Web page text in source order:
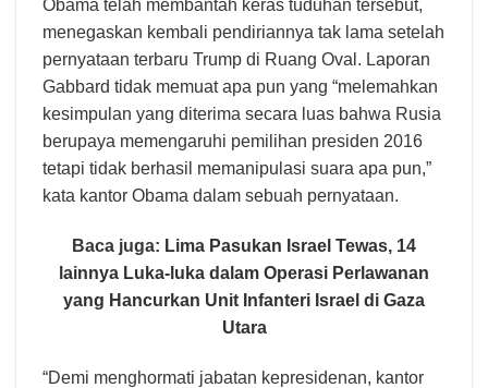
Obama telah membantah keras tuduhan tersebut,
menegaskan kembali pendiriannya tak lama setelah
pernyataan terbaru Trump di Ruang Oval. Laporan
Gabbard tidak memuat apa pun yang “melemahkan
kesimpulan yang diterima secara luas bahwa Rusia
berupaya memengaruhi pemilihan presiden 2016
tetapi tidak berhasil memanipulasi suara apa pun,”
kata kantor Obama dalam sebuah pernyataan.
Baca juga: Lima Pasukan Israel Tewas, 14
lainnya Luka-luka dalam Operasi Perlawanan
yang Hancurkan Unit Infanteri Israel di Gaza
Utara
“Demi menghormati jabatan kepresidenan, kantor